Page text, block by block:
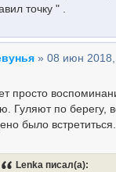
точку " .
» 08 июн
просто
Гуляют по берегу,
было
Lenka писал(а):